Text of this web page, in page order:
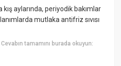
kış aylarında, periyodik bakımlar
mutlaka antifriz sıvısı
Cevabın tamamını burada okuyun: